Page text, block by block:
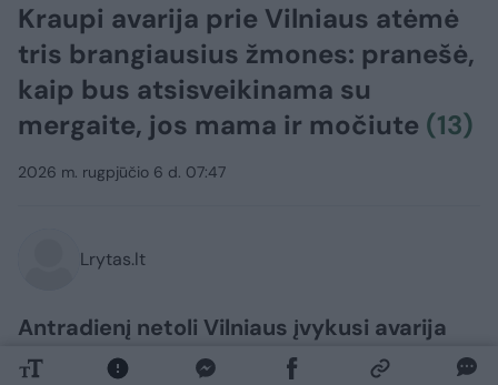
Kraupi avarija prie Vilniaus atėmė
tris brangiausius žmones: pranešė,
kaip bus atsisveikinama su
mergaite, jos mama ir močiute (13)
2026 m. rugpjūčio 6 d. 07:47
Lrytas.lt
Antradienį netoli Vilniaus įvykusi avarija
nusinešė dviejų moterų ir mažos